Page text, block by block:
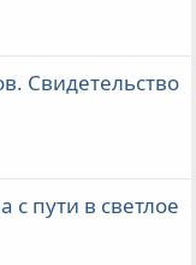
Свидетельство
с пути в светлое